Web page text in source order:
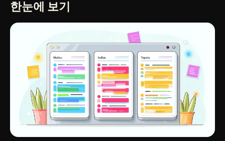
한눈에 보기